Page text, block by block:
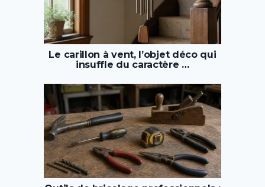
Le carillon à vent, l’objet déco qui
insuffle du caractère …